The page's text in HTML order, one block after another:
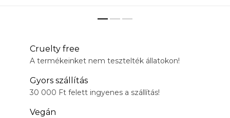
Cruelty free
A termékeinket nem tesztelték állatokon!
Gyors szállítás
30 000 Ft felett ingyenes a szállítás!
Vegán